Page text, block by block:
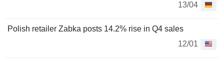
13/04
Polish retailer Zabka posts 14.2% rise in Q4 sales
12/01